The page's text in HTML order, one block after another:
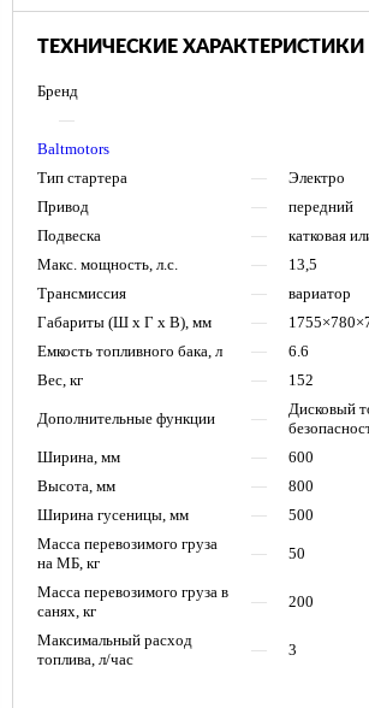
ТЕХНИЧЕСКИЕ ХАРАКТЕРИСТИКИ
Бренд
—
Baltmotors
Тип стартера
—
Электро
Привод
—
передний
Подвеска
—
катковая
Макс. мощность, л.с.
—
13,5
Трансмиссия
—
вариатор
Габариты (Ш х Г х В), мм
—
Емкость топливного бака, л
—
6.6
Вес, кг
— 152
Дополнительные функции —
Дисковый
Ширина, мм
—
600
Высота, мм
—
800
Ширина гусеницы, мм
—
500
Масса перевозимого груза
на МБ, кг
— 50
Масса перевозимого груза в
санях, кг
— 200
Максимальный расход
топлива, л/час
— 3